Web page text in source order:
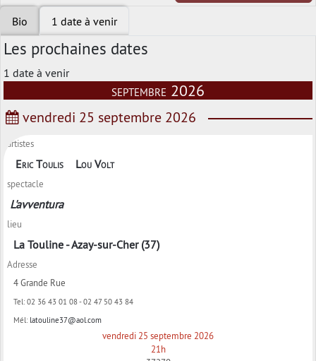
Bio 1 date à venir
Les prochaines dates
1 date à venir
septembre 2026
vendredi 25 septembre 2026
artistes
Eric Toulis Lou Volt
spectacle
L'avventura
lieu
La Touline - Azay-sur-Cher (37)
Adresse
4 Grande Rue
Tel: 02 36 43 01 08 - 02 47 50 43 84
Mél: latouline37@aol.com
vendredi 25 septembre 2026
21h